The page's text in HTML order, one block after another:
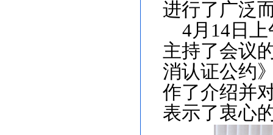
进行了广泛
4月 14 日
主持了会议
消认证公约
作了介绍并
表示了衷心